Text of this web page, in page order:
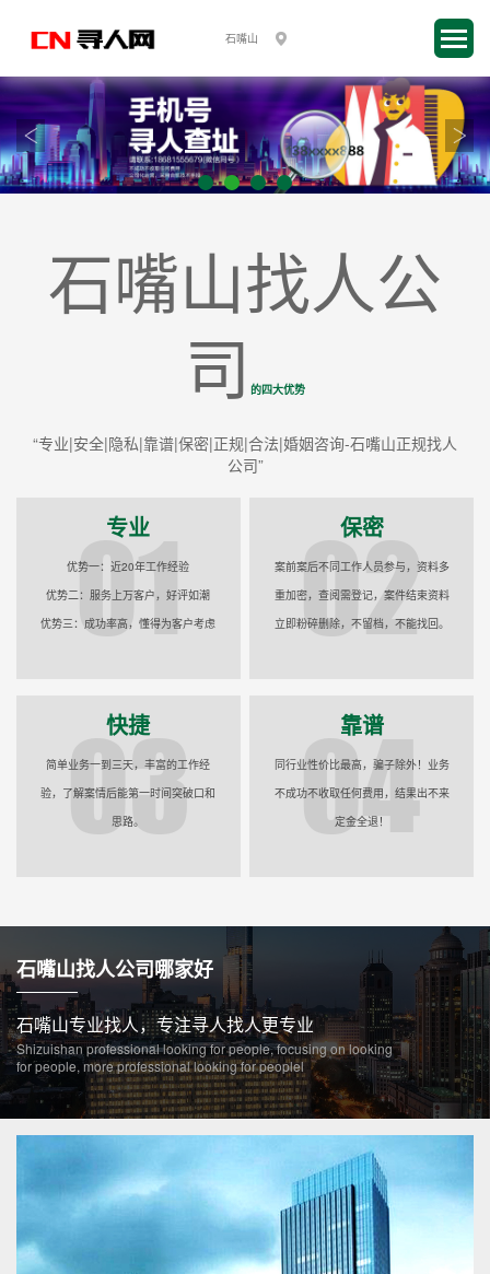
石嘴山找人公
司 的四大优势
“专业|安全|隐私|靠谱|保密|正规|合法|婚姻咨询-石嘴山正规找人
公司”
专业
优势一：近20年工作经验
优势二：服务上万客户，好评如潮
优势三：成功率高，懂得为客户考虑
保密
案前案后不同工作人员参与，资料多
重加密，查阅需登记，案件结束资料
立即粉碎删除，不留档，不能找回。
快捷
简单业务一到三天，丰富的工作经
验，了解案情后能第一时间突破口和
思路。
靠谱
同行业性价比最高，骗子除外！业务
不成功不收取任何费用，结果出不来
定金全退！
石嘴山找人公司哪家好
石嘴山专业找人，专注寻人找人更专业
Shizuishan professional looking for people, focusing on looking
for people, more professional looking for peoplel